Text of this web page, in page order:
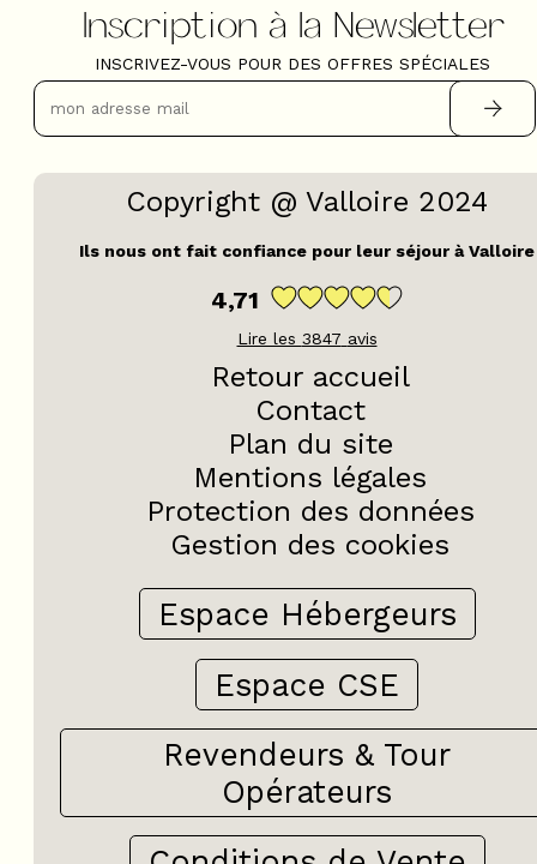
Inscription à la Newsletter
INSCRIVEZ-VOUS POUR DES OFFRES SPÉCIALES
Copyright @ Valloire 2024
Ils nous ont fait confiance pour leur séjour à Valloire
4,71
Lire les 3847 avis
Retour accueil
Contact
Plan du site
Mentions légales
Protection des données
Gestion des cookies
Espace Hébergeurs
Espace CSE
Revendeurs & Tour
Opérateurs